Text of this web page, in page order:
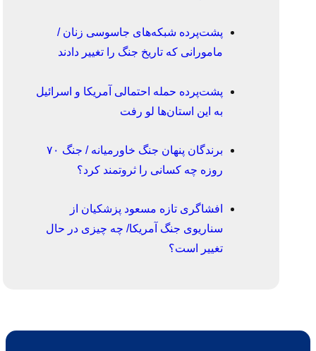
پشت‌پرده شبکه‌های جاسوسی زنان /
مامورانی که تاریخ جنگ را تغییر دادند
پشت‌پرده حمله احتمالی آمریکا و اسرائیل
به این استان‌ها لو رفت
برندگان پنهان جنگ خاورمیانه / جنگ ۷۰
روزه چه کسانی را ثروتمند کرد؟
افشاگری تازه مسعود پزشکیان از
سناریوی جنگ آمریکا/ چه چیزی در حال
تغییر است؟